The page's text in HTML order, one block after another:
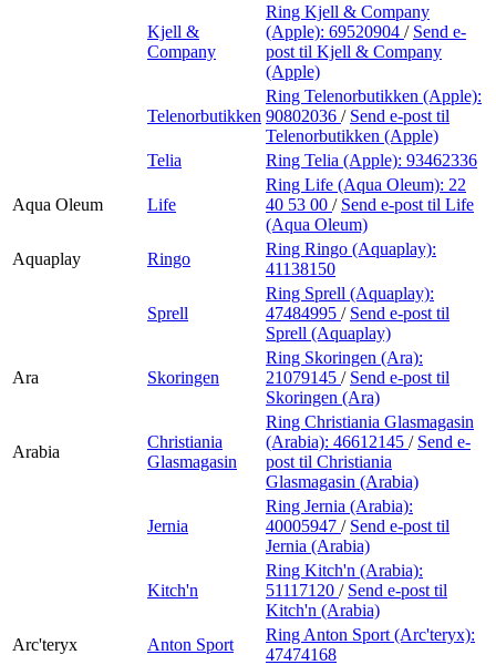
Kjell &
Company
Ring Kjell & Company
(Apple): 69520904 / Send e-
post til Kjell & Company
(Apple)
Telenorbutikken
Ring Telenorbutikken (Apple):
90802036 / Send e-post til
Telenorbutikken (Apple)
Telia
Ring Telia (Apple): 93462336
Aqua Oleum Life
Ring Life (Aqua Oleum): 22
40 53 00 / Send e-post til Life
(Aqua Oleum)
Aquaplay
Ringo
Ring Ringo (Aquaplay):
41138150
Sprell
Ring Sprell (Aquaplay):
47484995 / Send e-post til
Sprell (Aquaplay)
Ara Skoringen
Ring Skoringen (Ara):
21079145 / Send e-post til
Skoringen (Ara)
Arabia
Christiania
Glasmagasin
Ring Christiania Glasmagasin
(Arabia): 46612145 / Send e-
post til Christiania
Glasmagasin (Arabia)
Jernia
Ring Jernia (Arabia):
40005947 / Send e-post til
Jernia (Arabia)
Kitch'n
Ring Kitch'n (Arabia):
51117120 / Send e-post til
Kitch'n (Arabia)
Arc'teryx
Anton Sport
Ring Anton Sport (Arc'teryx):
47474168